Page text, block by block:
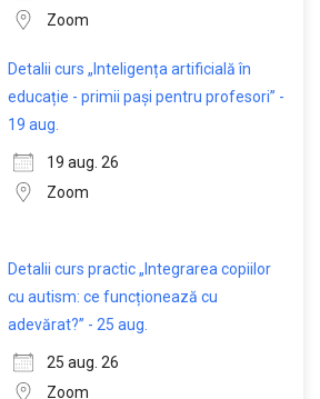
Zoom
Detalii curs „Inteligența artificială în
educație - primii pași pentru profesori” -
19 aug.
19 aug. 26
Zoom
Detalii curs practic „Integrarea copiilor
cu autism: ce funcționează cu
adevărat?” - 25 aug.
25 aug. 26
Zoom